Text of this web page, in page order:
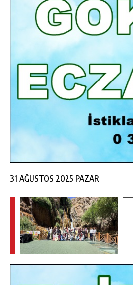
31 AĞUSTOS 2025 PAZAR
GÖKSUN HAFIZLIK KIZ
ÖĞRENCILERINE